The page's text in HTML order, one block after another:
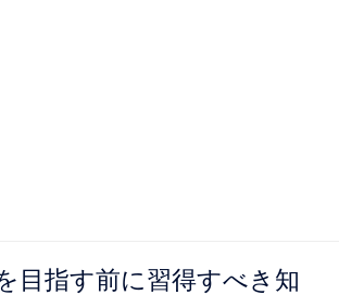
目指す前に習得すべき知